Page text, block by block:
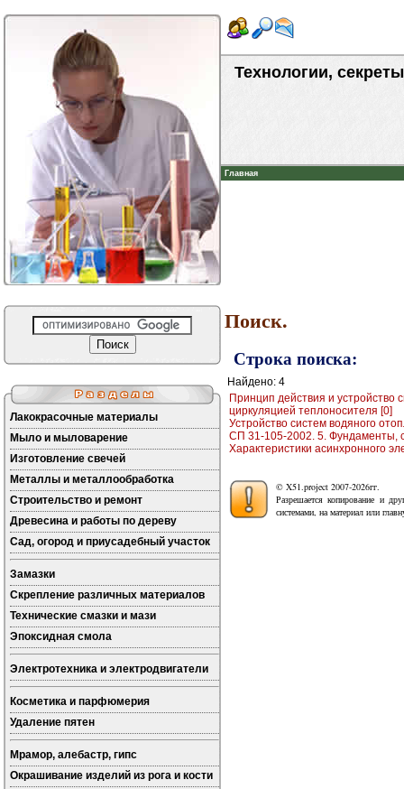
Технологии,
Главная
Лакокрасочные материалы
Мыло и мыловарение
Изготовление свечей
Металлы и металлообработка
Строительство и ремонт
Древесина и работы по дереву
Сад, огород и приусадебный участок
Замазки
Скрепление различных материалов
Технические смазки и мази
Эпоксидная смола
Электротехника и электродвигатели
Косметика и парфюмерия
Удаление пятен
Мрамор, алебастр, гипс
Окрашивание изделий из рога и кости
Поиск.
Строка поиска:
Найдено: 4
Принцип действия и устройство
циркуляцией теплоносителя [0]
Устройство систем водяного
СП 31-105-2002. 5. Фундаменты,
Характеристики асинхронного
© X51.project 2007-2026гг.
Разрешается копирование и
системами, на материал или